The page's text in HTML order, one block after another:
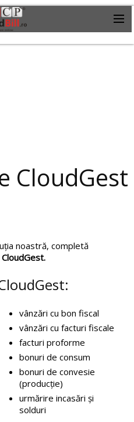
CloudGest
noastră, completă
vânzări cu bon fiscal
vânzări cu facturi fiscale
facturi proforme
bonuri de consum
bonuri de convesie
(producție)
urmărire incasări și
solduri